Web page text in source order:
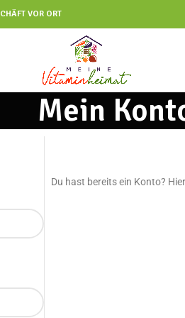
VOR ORT
Mein
Du hast bereits ein Konto?